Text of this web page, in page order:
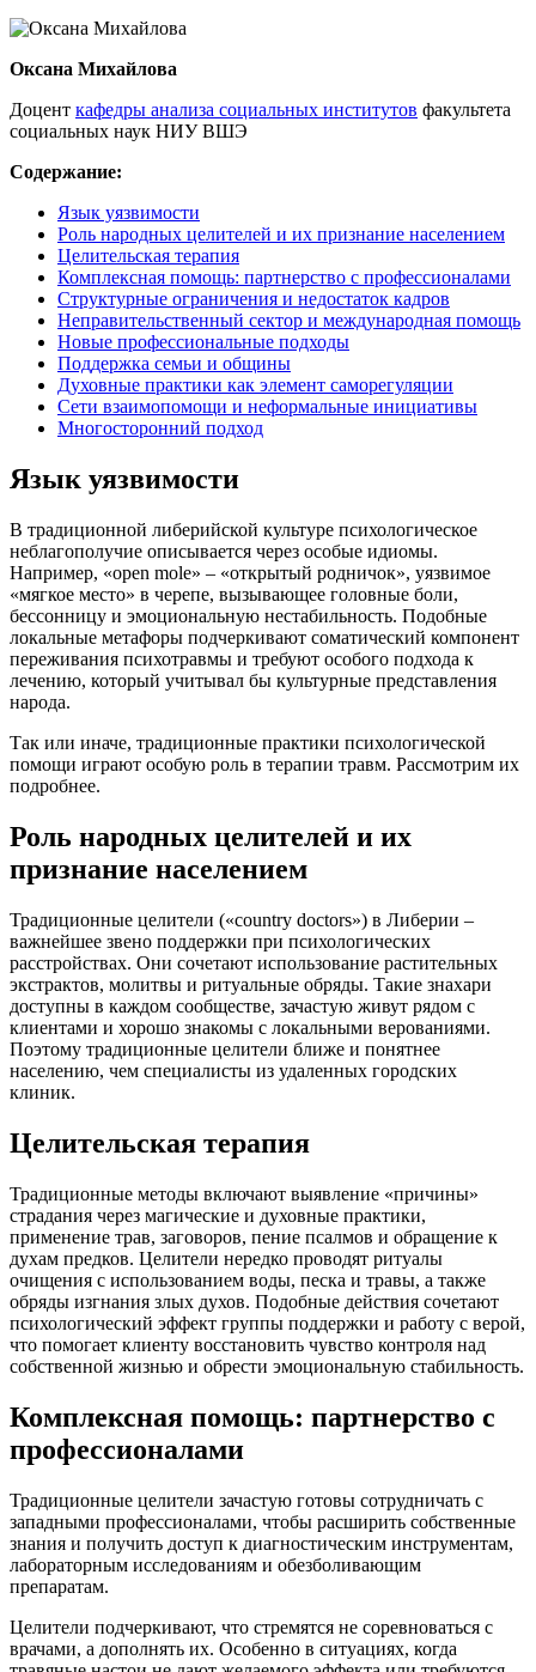
Оксана Михайлова
Доцент кафедры анализа социальных институтов факультета
социальных наук НИУ ВШЭ
Содержание:
Язык уязвимости
Роль народных целителей и их признание населением
Целительская терапия
Комплексная помощь: партнерство с профессионалами
Структурные ограничения и недостаток кадров
Неправительственный сектор и международная помощь
Новые профессиональные подходы
Поддержка семьи и общины
Духовные практики как элемент саморегуляции
Сети взаимопомощи и неформальные инициативы
Многосторонний подход
Язык уязвимости
В традиционной либерийской культуре психологическое
неблагополучие описывается через особые идиомы.
Например, «open mole» – «открытый родничок», уязвимое
«мягкое место» в черепе, вызывающее головные боли,
бессонницу и эмоциональную нестабильность. Подобные
локальные метафоры подчеркивают соматический компонент
переживания психотравмы и требуют особого подхода к
лечению, который учитывал бы культурные представления
народа.
Так или иначе, традиционные практики психологической
помощи играют особую роль в терапии травм. Рассмотрим их
подробнее.
Роль народных целителей и их
признание населением
Традиционные целители («country doctors») в Либерии –
важнейшее звено поддержки при психологических
расстройствах. Они сочетают использование растительных
экстрактов, молитвы и ритуальные обряды. Такие знахари
доступны в каждом сообществе, зачастую живут рядом с
клиентами и хорошо знакомы с локальными верованиями.
Поэтому традиционные целители ближе и понятнее
населению, чем специалисты из удаленных городских
клиник.
Целительская терапия
Традиционные методы включают выявление «причины»
страдания через магические и духовные практики,
применение трав, заговоров, пение псалмов и обращение к
духам предков. Целители нередко проводят ритуалы
очищения с использованием воды, песка и травы, а также
обряды изгнания злых духов. Подобные действия сочетают
психологический эффект группы поддержки и работу с верой,
что помогает клиенту восстановить чувство контроля над
собственной жизнью и обрести эмоциональную стабильность.
Комплексная помощь: партнерство с
профессионалами
Традиционные целители зачастую готовы сотрудничать с
западными профессионалами, чтобы расширить собственные
знания и получить доступ к диагностическим инструментам,
лабораторным исследованиям и обезболивающим
препаратам.
Целители подчеркивают, что стремятся не соревноваться с
врачами, а дополнять их. Особенно в ситуациях, когда